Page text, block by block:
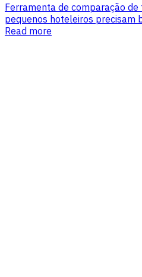
Ferramenta de comparação
pequenos hoteleiros precisam
Read more